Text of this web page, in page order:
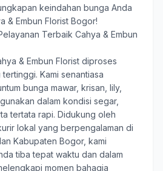
keindahan bunga Anda
& Embun Florist Bogor!
Terbaik Cahya & Embun
& Embun Florist diproses
Kami senantiasa
bunga mawar, krisan, lily,
dalam kondisi segar,
tertata rapi. Didukung oleh
lokal yang berpengalaman di
Kabupaten Bogor, kami
tiba tepat waktu dan dalam
momen bahagia